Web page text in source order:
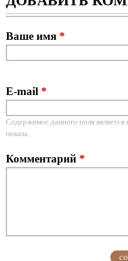
Ваше имя *
E-mail *
Содержимое данного поля
показа.
Комментарий *